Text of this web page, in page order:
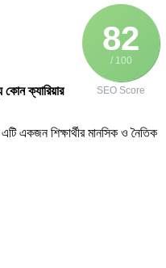
82
/ 100
SEO Score
কোন ক্যারিয়ার
একজন শিক্ষার্থীর মানসিক ও নৈতিক